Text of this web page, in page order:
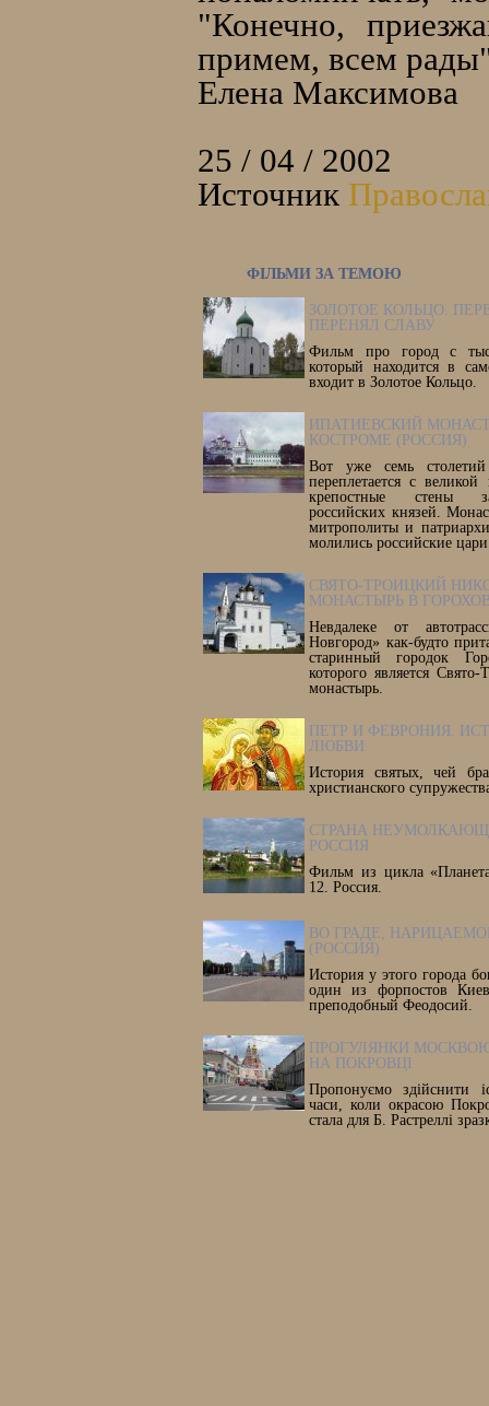
"Конечно,
примем, всем
Елена Максимова
25 / 04 / 2002
Источник
ФІЛЬМИ ЗА ТЕМОЮ
ЗОЛОТОЕ КОЛЬЦО.
ПЕРЕНЯЛ СЛАВУ
Фильм про город с
который находится в
входит в Золотое Кольцо.
ИПАТИЕВСКИЙ
КОСТРОМЕ (РОССИЯ)
Вот уже семь столетий
переплетается с
крепостные стены
российских князей.
митрополиты и
молились российские
СВЯТО-ТРОИЦКИЙ
МОНАСТЫРЬ В
Невдалеке от
Новгород» как-будто
старинный городок
которого является
монастырь.
ПЕТР И ФЕВРОНИЯ.
ЛЮБВИ
История святых, чей
христианского
СТРАНА
РОССИЯ
Фильм из цикла
12. Россия.
ВО ГРАДЕ,
(РОССИЯ)
История у этого города
один из форпостов
преподобный Феодосий.
ПРОГУЛЯНКИ
НА ПОКРОВЦІ
Пропонуємо здійснити
часи, коли окрасою
стала для Б. Растреллі